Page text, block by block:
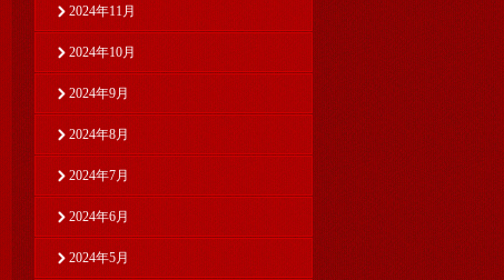
2024年11月
2024年10月
2024年9月
2024年8月
2024年7月
2024年6月
2024年5月